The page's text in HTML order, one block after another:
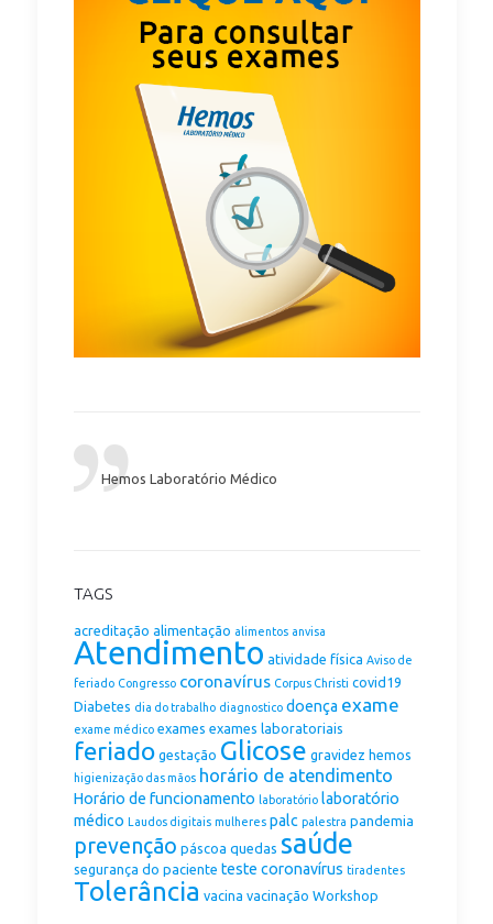
Hemos Laboratório Médico
TAGS
acreditação alimentação alimentos anvisa
Atendimento atividade física Aviso de
feriado Congresso coronavírus Corpus Christi covid19
Diabetes dia do trabalho diagnostico doença exame
exame médico exames exames laboratoriais
feriado gestação Glicose gravidez hemos
higienização das mãos horário de atendimento
Horário de funcionamento laboratório laboratório
médico Laudos digitais mulheres palc palestra pandemia
prevenção páscoa quedas saúde
segurança do paciente teste coronavírus tiradentes
Tolerância vacina vacinação Workshop